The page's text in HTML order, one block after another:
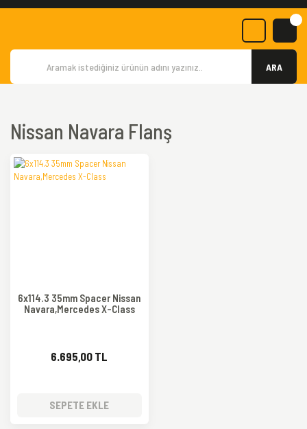
ARA
Nissan Navara Flanş
6x114.3 35mm Spacer Nissan
Navara,Mercedes X-Class
6.695,00 TL
SEPETE EKLE